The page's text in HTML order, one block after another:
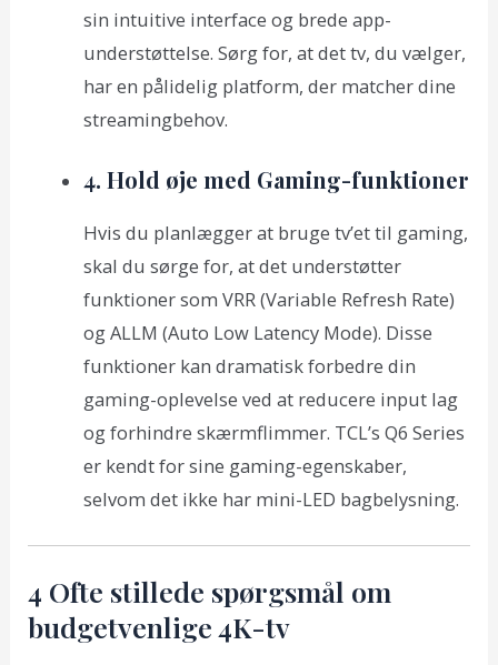
sin intuitive interface og brede app-
understøttelse. Sørg for, at det tv, du vælger,
har en pålidelig platform, der matcher dine
streamingbehov.
4. Hold øje med Gaming-funktioner
Hvis du planlægger at bruge tv’et til gaming,
skal du sørge for, at det understøtter
funktioner som VRR (Variable Refresh Rate)
og ALLM (Auto Low Latency Mode). Disse
funktioner kan dramatisk forbedre din
gaming-oplevelse ved at reducere input lag
og forhindre skærmflimmer. TCL’s Q6 Series
er kendt for sine gaming-egenskaber,
selvom det ikke har mini-LED bagbelysning.
4 Ofte stillede spørgsmål om
budgetvenlige 4K-tv